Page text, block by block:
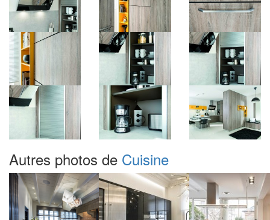
Autres photos de Cuisine